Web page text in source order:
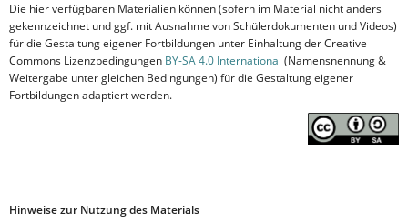
Die hier verfügbaren Materialien können (sofern im Material nicht anders
gekennzeichnet und ggf. mit Ausnahme von Schülerdokumenten und Videos)
für die Gestaltung eigener Fortbildungen unter Einhaltung der Creative
Commons Lizenzbedingungen BY-SA 4.0 International (Namensnennung &
Weitergabe unter gleichen Bedingungen) für die Gestaltung eigener
Fortbildungen adaptiert werden.
Hinweise zur Nutzung des Materials